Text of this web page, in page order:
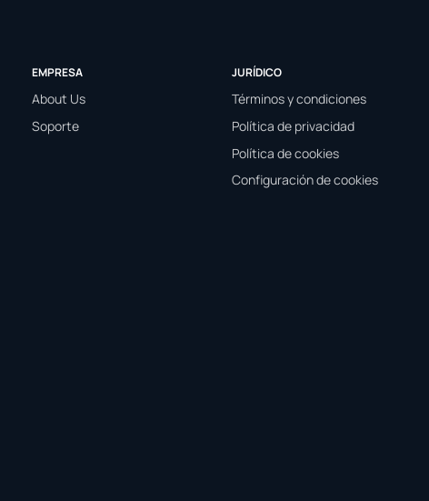
EMPRESA
About Us
Soporte
JURÍDICO
Términos y condiciones
Política de privacidad
Política de cookies
Configuración de cookies